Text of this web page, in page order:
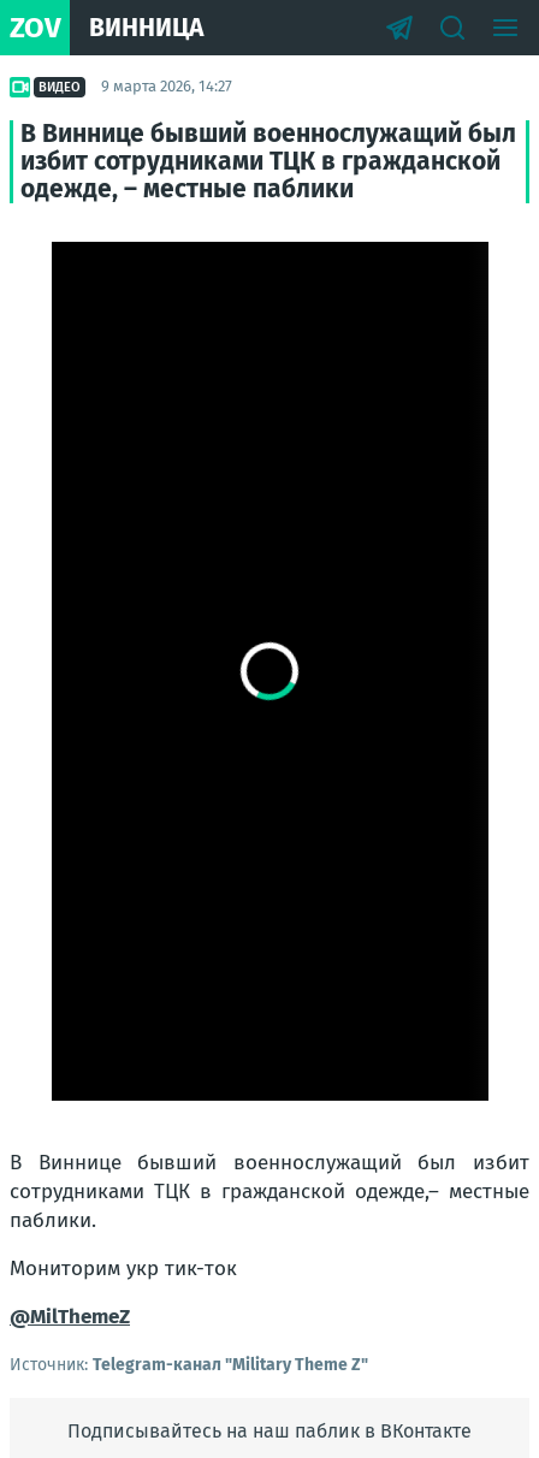
ZOV ВИННИЦА
ВИДЕО 9 марта 2026, 14:27
В Виннице бывший военнослужащий был
избит сотрудниками ТЦК в гражданской
одежде, – местные паблики
В Виннице бывший военнослужащий был избит
сотрудниками ТЦК в гражданской одежде,– местные
паблики.
Мониторим укр тик-ток
@MilThemeZ
Источник: Telegram-канал "Military Theme Z"
Подписывайтесь на наш паблик в ВКонтакте